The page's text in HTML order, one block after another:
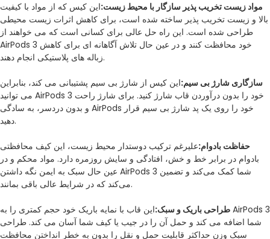
مواد زیست تخریب پذیر سازگار با محیط زیست:این کیس که از مواد با کیفیت
بالا و زیست تخریب پذیر ساخته شده است، برای کاهش اثرات زیست محیطی
طراحی شده است. این راه حل عالی برای کسانی است که می خواهند از
AirPods 3 خود محافظت کنند و در عین حال تلاش آگاهانه ای برای کاهش
زباله های پلاستیکی انجام دهند.
سازگاری شارژ بی سیم:این کیس از شارژ بی سیم پشتیبانی می کند، بنابراین
می توانید AirPods 3 خود را بدون درآوردن قاب شارژ کنید. برای شارژ راحت
و بدون دردسر، به سادگی AirPods خود را روی یک پد شارژ بی سیم قرار
دهید.
حفاظت بادوام:علیرغم ترکیب دوستدار محیط زیست، این کیف محافظتی
بادوام در برابر خط و خش، افتادگی و سایش روزمره دارد. مواد محکم و در
عین حال سبک به ایمن نگه داشتن AirPods 3 شما کمک می‌کند و تضمین
می‌کند که در شرایط عالی باقی بمانند.
طراحی باریک و سبک:این قاب با نمایه باریک خود حجم کمتری را به AirPods 3
شما اضافه می کند و حمل آن را در جیب یا کیف شما آسان می کند. طراحی
سبک وزن حداکثر قابلیت حمل و نقل را بدون به خطر انداختن محافظت